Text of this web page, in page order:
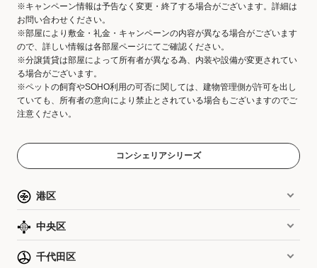
※キャンペーン情報は予告なく変更・終了する場合がございます。詳細は
お問い合わせください。
※部屋により敷金・礼金・キャンペーンの内容が異なる場合がございます
ので、詳しい情報は各部屋ページにてご確認ください。
※分譲賃貸は部屋によって所有者が異なる為、内装や設備が変更されてい
る場合がございます。
※ペットの飼育やSOHO利用の可否に関しては、建物管理側が許可を出し
ていても、所有者の意向により禁止とされている場合もございますのでご
注意ください。
コンシェリアシリーズ
港区
中央区
千代田区